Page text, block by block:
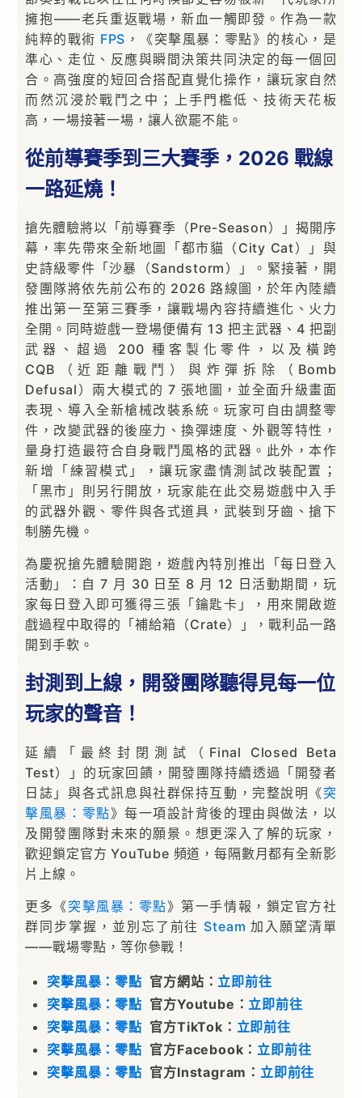
擁抱——老兵重返戰場，新血一觸即發。作為一款
純粹的戰術 FPS ，《突擊風暴：零點》的核心，是
準心、走位、反應與瞬間決策共同決定的每一個回
合。高強度的短回合搭配直覺化操作，讓玩家自然
而然沉浸於戰鬥之中；上手門檻低、技術天花板
高，一場接著一場，讓人欲罷不能。
從前導賽季到三大賽季，2026 戰線
一路延燒！
搶先體驗將以「前導賽季（Pre-Season）」揭開序
幕，率先帶來全新地圖「都市貓（City Cat）」與
史詩級零件「沙暴（Sandstorm）」。緊接著，開
發團隊將依先前公布的 2026 路線圖，於年內陸續
推出第一至第三賽季，讓戰場內容持續進化、火力
全開。同時遊戲一登場便備有 13 把主武器、4 把副
武器、超過 200 種客製化零件，以及橫跨
CQB（近距離戰鬥）與炸彈拆除（Bomb
Defusal）兩大模式的 7 張地圖，並全面升級畫面
表現、導入全新槍械改裝系統。玩家可自由調整零
件，改變武器的後座力、換彈速度、外觀等特性，
量身打造最符合自身戰鬥風格的武器。此外，本作
新增「練習模式」，讓玩家盡情測試改裝配置；
「黑市」則另行開放，玩家能在此交易遊戲中入手
的武器外觀、零件與各式道具，武裝到牙齒、搶下
制勝先機。
為慶祝搶先體驗開跑，遊戲內特別推出「每日登入
活動」：自 7 月 30 日至 8 月 12 日活動期間，玩
家每日登入即可獲得三張「鑰匙卡」，用來開啟遊
戲過程中取得的「補給箱（Crate）」，戰利品一路
開到手軟。
封測到上線，開發團隊聽得見每一位
玩家的聲音！
延續「最終封閉測試（Final Closed Beta
Test）」的玩家回饋，開發團隊持續透過「開發者
日誌」與各式訊息與社群保持互動，完整說明《突
擊風暴：零點》每一項設計背後的理由與做法，以
及開發團隊對未來的願景。想更深入了解的玩家，
歡迎鎖定官方 YouTube 頻道，每隔數月都有全新影
片上線。
更多《突擊風暴：零點》第一手情報，鎖定官方社
群同步掌握，並別忘了前往 Steam 加入願望清單
——戰場零點，等你參戰！
突擊風暴：零點 官方網站：立即前往
突擊風暴：零點 官方Youtube：立即前往
突擊風暴：零點 官方TikTok： 立即前往
突擊風暴：零點 官方Facebook：立即前往
突擊風暴：零點 官方Instagram：立即前往